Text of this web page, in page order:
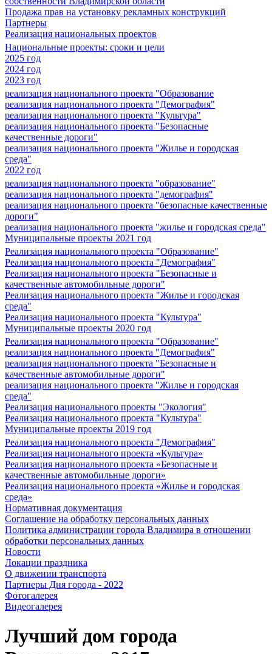
Продажа прав на установку рекламных конструкций
Партнеры
Реализация национальных проектов
Национальные проекты: сроки и цели
2025 год
2024 год
2023 год
реализация национального проекта "Образование
реализация национального проекта "Демография"
реализация национального проекта "Культура"
реализация национального проекта "Безопасные
качественные дороги"
реализация национального проекта "Жилье и городская
среда"
2022 год
реализация национального проекта "образование"
реализация национального проекта "демография"
реализация национального проекта "безопасные качественные
дороги"
реализация национального проекта "жилье и городская среда"
Муниципальные проекты 2021 год
Реализация национального проекта "Образование"
Реализация национального проекта "Демография"
Реализация национального проекта "Безопасные и
качественные автомобильные дороги"
Реализация национального проекта "Жилье и городская
среда"
Реализация национального проекта "Культура"
Муниципальные проекты 2020 год
Реализация национального проекта "Образование"
реализация национального проекта "Демография"
реализация национального проекта "Безопасные и
качественные автомобильные дороги"
реализация национального проекта "Жилье и городская
среда"
Реализация национального проекты "Экология"
Реализация национального проекта "Культура"
Муниципальные проекты 2019 год
Реализация национального проекта "Демография"
Реализация национального проекта «Культура»
Реализация национального проекта «Безопасные и
качественные автомобильные дороги»
Реализация национального проекта «Жилье и городская
среда»
Нормативная документация
Соглашение на обработку персональных данных
Политика администрации города Владимира в отношении
обработки персональных данных
Новости
Локации праздника
О движении транспорта
Партнеры Дня города - 2022
Фотогалерея
Видеогалерея
Лучший дом города